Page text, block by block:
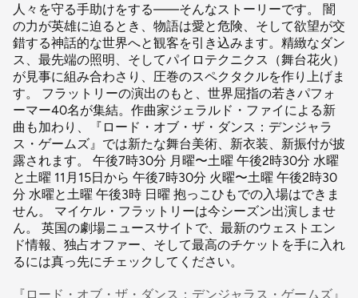
人々を守る手助けをする――そんなストーリーです。 闇
の力が英雄に迫るとき、物語は愛と危険、そして欲望が交
錯する神話的な世界へと観客を引き込みます。精緻なダン
ス、最先端の照明、そしてパイロテクニクス（舞台花火）
が見事に組み合わさり、圧巻のスペクタクルを作り上げま
す。 フラットリーの演出のもと、世界屈指の若きパフォ
ーマー40名が集結。作曲家ジェラルド・ファイによる新
曲も加わり、『ロード・オブ・ザ・ダンス：デンジャラ
ス・ゲームズ』では新たな舞台美術、新衣装、新振付が披
露されます。 午後7時30分 月曜〜土曜 午後2時30分 水曜
と土曜 11月15日から 午後7時30分 火曜〜土曜 午後2時30
分 水曜と土曜 午後3時 日曜 抱っこひもでの入場はできま
せん。 マイケル・フラットリーは今シーズン出演しませ
ん。 英国の劇場ニュースサイトで、最新のウェストエン
ド情報、独占オファー、そして最高のチケットを手に入れ
るには真っ先にチェックしてください。
『ロード・オブ・ザ・ダンス：デンジャラス・ゲームズ』